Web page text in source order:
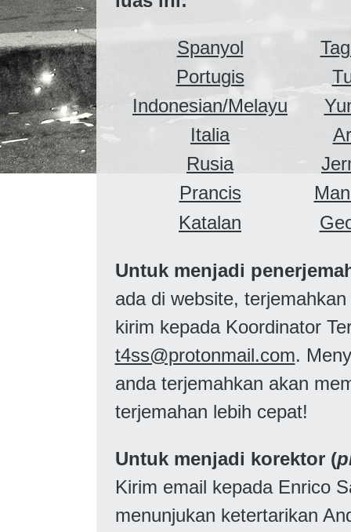
Spanyol
Portugis
Indonesian/Melayu
Italia
Rusia
Prancis
Katalan
Untuk menjadi
ada di website,
kirim kepada Koordinator
t4ss@protonmail.com.
anda terjemahkan akan
terjemahan lebih cepat!
Untuk menjadi korektor (
Kirim email kepada Enrico
menunjukan ketertarikan